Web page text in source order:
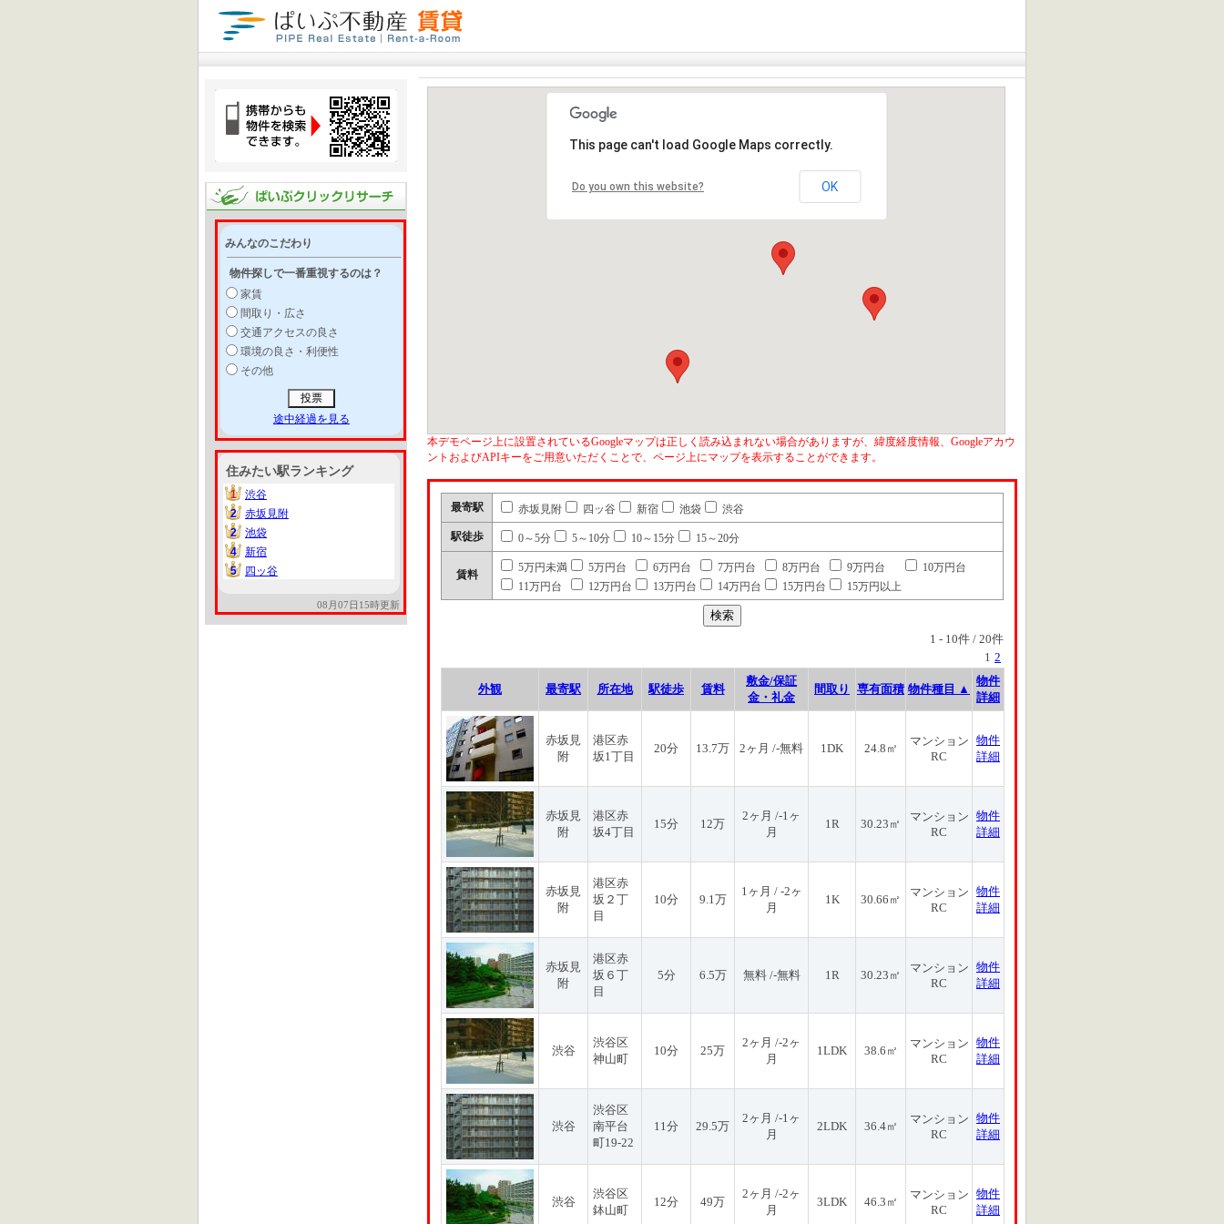
みんなのこだわり
物件探しで一番重視するのは？
家賃
間取り・広さ
交通アクセスの良さ
環境の良さ・利便性
その他
途中経過を見る
住みたい駅ランキング
1
1
渋谷
2
2
赤坂見附
2
2
池袋
4
4
新宿
5
5 四ッ谷
08月07日15時更新
This page can't load Google Maps correctly.
Do you own this website? OK
本デモページ上に設置されているGoogleマップは正しく読み込まれない場合がありますが、緯度経度情報、Googleアカウ
ントおよびAPIキーをご用意いただくことで、ページ上にマップを表示することができます。
最寄駅 赤坂見附 四ッ谷 新宿 池袋 渋谷
駅徒歩 0～5分 5～10分 10～15分 15～20分
賃料
5万円未満 5万円台 6万円台 7万円台 8万円台 9万円台
10万円台
11万円台
12万円台 13万円台 14万円台 15万円台 15万円以上
1 - 10件 / 20件
1 2
外観 最寄駅 所在地 駅徒歩 賃料
敷金/保証
金・礼金
間取り 専有面積 物件種目 ▲
物件
詳細
赤坂見
附
港区赤
坂1丁目
20分 13.7万 2ヶ月 /-無料 1DK 24.8㎡
マンション
RC
物件
詳細
赤坂見
附
港区赤
坂4丁目
15分 12万
2ヶ月 /-1ヶ
月
1R 30.23㎡
マンション
RC
物件
詳細
赤坂見
附
港区赤
坂２丁
目
10分 9.1万
1ヶ月 / -2ヶ
月
1K 30.66㎡
マンション
RC
物件
詳細
赤坂見
附
港区赤
坂６丁
目
5分 6.5万 無料 /-無料 1R 30.23㎡
マンション
RC
物件
詳細
渋谷
渋谷区
神山町
10分 25万
2ヶ月 /-2ヶ
月
1LDK 38.6㎡
マンション
RC
物件
詳細
渋谷
渋谷区
南平台
町19-22
11分 29.5万
2ヶ月 /-1ヶ
月
2LDK 36.4㎡
マンション
RC
物件
詳細
渋谷
渋谷区
鉢山町
12分 49万
2ヶ月 /-2ヶ
月
3LDK 46.3㎡
マンション
RC
物件
詳細